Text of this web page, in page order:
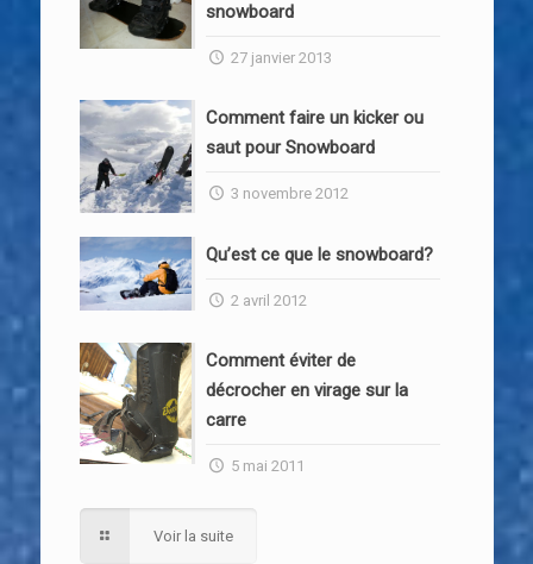
snowboard
27 janvier 2013
Comment faire un kicker ou
saut pour Snowboard
3 novembre 2012
Qu’est ce que le snowboard?
2 avril 2012
Comment éviter de
décrocher en virage sur la
carre
5 mai 2011
Voir la suite